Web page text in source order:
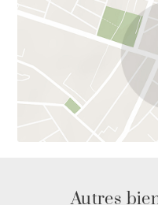
Autres